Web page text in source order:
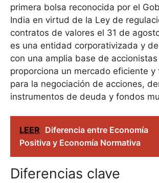
primera bolsa reconocida por el
India en virtud de la Ley de
contratos de valores el 31 de
es una entidad corporativizada y
con una amplia base de accionistas
proporciona un mercado eficiente y
para la negociación de acciones,
instrumentos de deuda y fondos
LEER Diferencia entre Economía
Positiva y Economía Normativa
Diferencias clave